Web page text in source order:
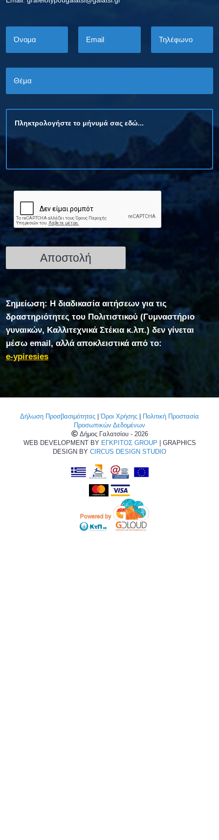
Σημείωση: Η διαδικασία αιτήσεων για τις
δραστηριότητες του Πολιτιστικού (Γυμναστήριο
γυναικών, Καλλιτεχνικά Στέκια κ.λπ.) δεν γίνεται
μέσω email, αλλά αποκλειστικά από το:
e-ypiresies
Δήλωση Προσβασιμότητας |Όροι Χρήσης | Πολιτική Προστασία
Προσωπικών Δεδομένων
Δήμος Γαλατσίου - 2026
WEB DEVELOPMENT BY ΕΓΚΡΙΤΟΣ GROUP | GRAPHICS
DESIGN BY CIRCUS DESIGN STUDIO